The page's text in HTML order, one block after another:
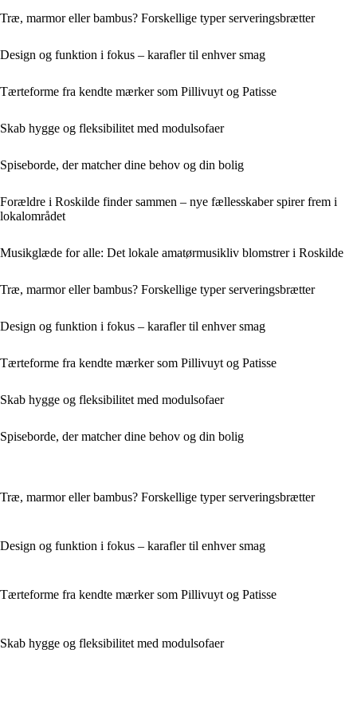
Træ, marmor eller bambus? Forskellige typer serveringsbrætter
Design og funktion i fokus – karafler til enhver smag
Tærteforme fra kendte mærker som Pillivuyt og Patisse
Skab hygge og fleksibilitet med modulsofaer
Spiseborde, der matcher dine behov og din bolig
Forældre i Roskilde finder sammen – nye fællesskaber spirer frem i
lokalområdet
Musikglæde for alle: Det lokale amatørmusikliv blomstrer i Roskilde
Træ, marmor eller bambus? Forskellige typer serveringsbrætter
Design og funktion i fokus – karafler til enhver smag
Tærteforme fra kendte mærker som Pillivuyt og Patisse
Skab hygge og fleksibilitet med modulsofaer
Spiseborde, der matcher dine behov og din bolig
Træ, marmor eller bambus? Forskellige typer serveringsbrætter
Design og funktion i fokus – karafler til enhver smag
Tærteforme fra kendte mærker som Pillivuyt og Patisse
Skab hygge og fleksibilitet med modulsofaer